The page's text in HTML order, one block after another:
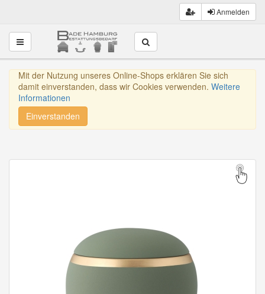
Anmelden
Toggle navigation
Mit der Nutzung unseres Online-Shops erklären Sie sich
damit einverstanden, dass wir Cookies verwenden. Weitere
Informationen
Einverstanden